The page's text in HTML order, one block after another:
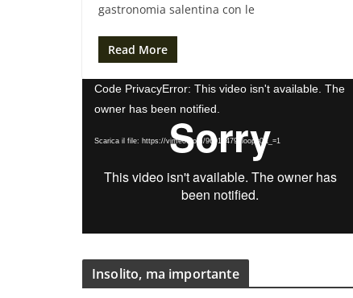
gastronomia salentina con le
Read More
r
Code PrivacyError: This video isn't available. The
owner has been notified.
Scarica il file: https://vimeo.com/96913479?loop=0&_=1
Insolito, ma importante